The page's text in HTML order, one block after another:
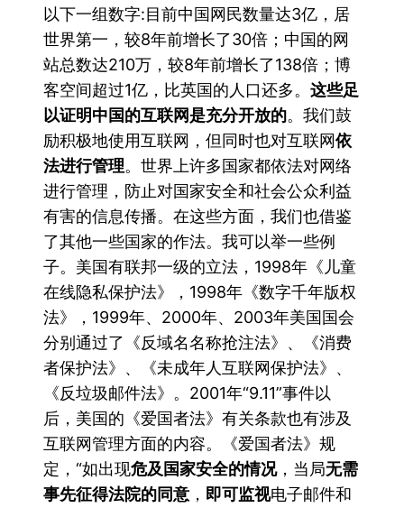
以下一组数字:目前中国网民数量达3亿，居
世界第一，较8年前增长了30倍；中国的网
站总数达210万，较8年前增长了138倍；博
客空间超过1亿，比英国的人口还多。 这些足
以证明中国的互联网是充分开放的。我们鼓
励积极地使用互联网，但同时也对互联网依
法进行管理。世界上许多国家都依法对网络
进行管理，防止对国家安全和社会公众利益
有害的信息传播。在这些方面，我们也借鉴
了其他一些国家的作法。我可以举一些例
子。美国有联邦一级的立法，1998年《儿童
在线隐私保护法》，1998年《数字千年版权
法》，1999年、2000年、2003年美国国会
分别通过了《反域名名称抢注法》、《消费
者保护法》、《未成年人互联网保护法》、
《反垃圾邮件法》。2001年“9.11”事件以
后，美国的《爱国者法》有关条款也有涉及
互联网管理方面的内容。《爱国者法》规
定，“如出现危及国家安全的情况，当局无需
事先征得法院的同意 ， 即可监视电子邮件和